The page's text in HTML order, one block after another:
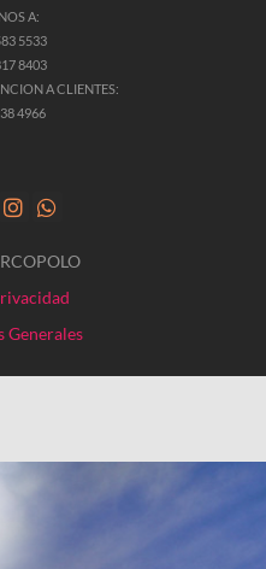
A:
5533
8403
A CLIENTES:
4966
Generales